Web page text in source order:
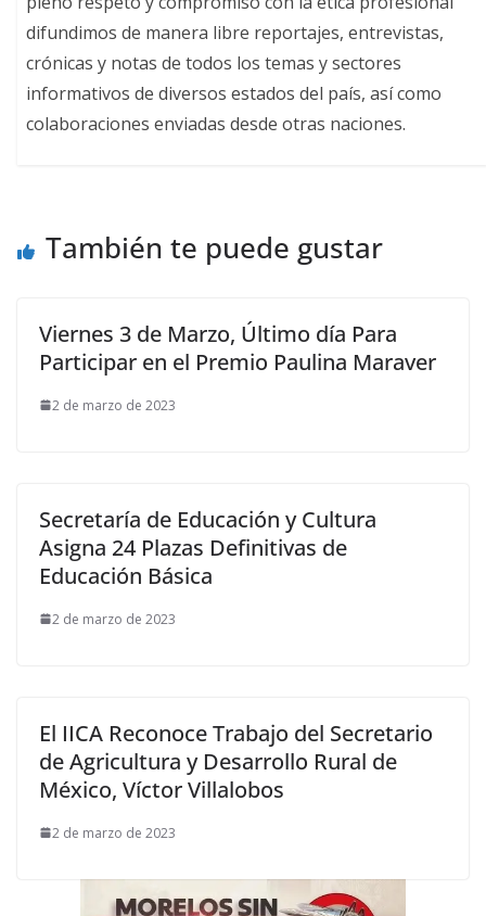
difundimos de manera libre reportajes, entrevistas,
crónicas y notas de todos los temas y sectores
informativos de diversos estados del país, así como
colaboraciones enviadas desde otras naciones.
También te puede gustar
Viernes 3 de Marzo, Último día Para
Participar en el Premio Paulina Maraver
2 de marzo de 2023
Secretaría de Educación y Cultura
Asigna 24 Plazas Definitivas de
Educación Básica
2 de marzo de 2023
El IICA Reconoce Trabajo del Secretario
de Agricultura y Desarrollo Rural de
México, Víctor Villalobos
2 de marzo de 2023